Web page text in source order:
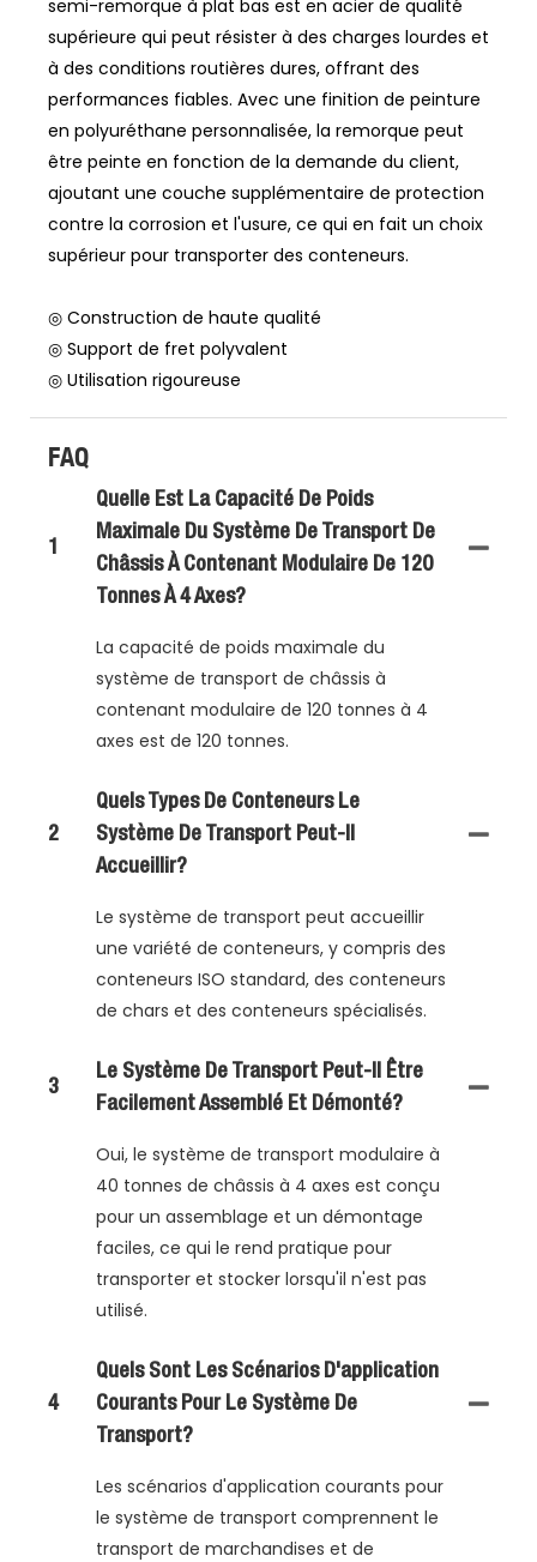
semi-remorque à plat bas est en acier de qualité
supérieure qui peut résister à des charges lourdes et
à des conditions routières dures, offrant des
performances fiables. Avec une finition de peinture
en polyuréthane personnalisée, la remorque peut
être peinte en fonction de la demande du client,
ajoutant une couche supplémentaire de protection
contre la corrosion et l'usure, ce qui en fait un choix
supérieur pour transporter des conteneurs.
◎ Construction de haute qualité
◎ Support de fret polyvalent
◎ Utilisation rigoureuse
FAQ
1
Quelle Est La Capacité De Poids
Maximale Du Système De Transport De
Châssis À Contenant Modulaire De 120
Tonnes À 4 Axes?
La capacité de poids maximale du
système de transport de châssis à
contenant modulaire de 120 tonnes à 4
axes est de 120 tonnes.
2
Quels Types De Conteneurs Le
Système De Transport Peut-Il
Accueillir?
Le système de transport peut accueillir
une variété de conteneurs, y compris des
conteneurs ISO standard, des conteneurs
de chars et des conteneurs spécialisés.
3
Le Système De Transport Peut-Il Être
Facilement Assemblé Et Démonté?
Oui, le système de transport modulaire à
40 tonnes de châssis à 4 axes est conçu
pour un assemblage et un démontage
faciles, ce qui le rend pratique pour
transporter et stocker lorsqu'il n'est pas
utilisé.
4
Quels Sont Les Scénarios D'application
Courants Pour Le Système De
Transport?
Les scénarios d'application courants pour
le système de transport comprennent le
transport de marchandises et de